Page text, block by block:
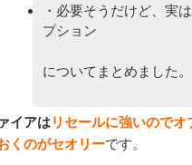
・必要そうだけど、実
プション
についてまとめました。
イアはリセールに強いので
くのがセオリーです。